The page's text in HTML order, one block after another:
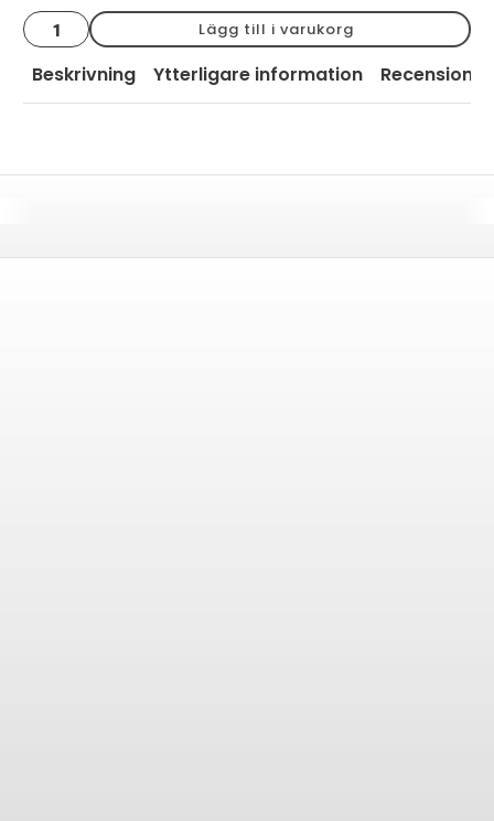
Bård
kupad
mörkgrå
blank
5x15
mängd
Lägg till i varukorg
Beskrivning Ytterligare information